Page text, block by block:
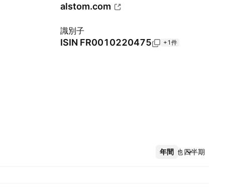
alstom.com
識別子
ISIN FR0010220475 +1件
年間 四半期
その他